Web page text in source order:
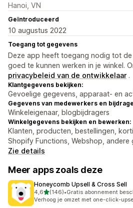
Hanoi, VN
Geïntroduceerd
10 augustus 2022
Toegang tot gegevens
Deze app heeft toegang nodig tot
goed te kunnen werken in je winkel.
privacybeleid van de ontwikkelaar .
Klantgegevens bekijken:
Gevoelige gegevens, apparaat- en
Gegevens van medewerkers en
Winkeleigenaar, blogbijdragers
Winkelgegevens bekijken en bewerken:
Klanten, producten, bestellingen,
Shopify Functions, Webshop, andere
Zie details
Meer apps zoals deze
Honeycomb Upsell & Cross Sell
4,6van 5 sterren
(146)
146 recensies in totaal
•Gratis abonnement
Verhoog je omzet met one-click-